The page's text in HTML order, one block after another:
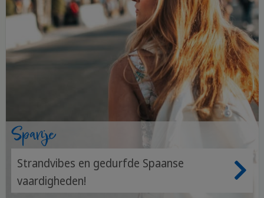
Spanje
Strandvibes en gedurfde Spaanse
vaardigheden!